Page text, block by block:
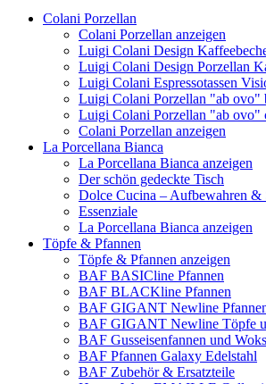
Colani Porzellan
Colani Porzellan anzeigen
Luigi Colani Design
Luigi Colani Design Porzellan
Luigi Colani Espressotassen
Luigi Colani Porzellan "ab ovo"
Luigi Colani Porzellan "ab ovo"
Colani Porzellan anzeigen
La Porcellana Bianca
La Porcellana Bianca anzeigen
Der schön gedeckte Tisch
Dolce Cucina – Aufbewahren &
Essenziale
La Porcellana Bianca anzeigen
Töpfe & Pfannen
Töpfe & Pfannen anzeigen
BAF BASICline Pfannen
BAF BLACKline Pfannen
BAF GIGANT Newline
BAF GIGANT Newline Töpfe
BAF Gusseisenfannen und
BAF Pfannen Galaxy Edelstahl
BAF Zubehör & Ersatzteile